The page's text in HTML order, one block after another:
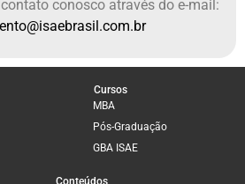
conosco através do e-mail:
Cursos
MBA
Pós-Graduação
GBA ISAE
Conteúdos